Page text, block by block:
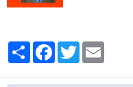
PartagerFacebook
Twitter